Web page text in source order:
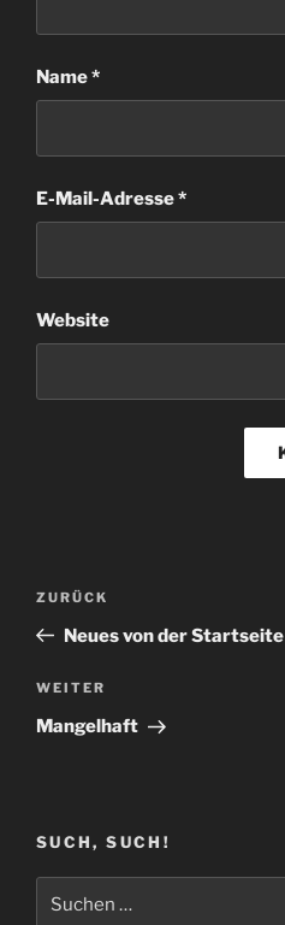
Name*
E-Mail-Adresse*
Website
Beitragsnavigation
Vorheriger
Beitrag
ZURÜCK
Neues von der Startseite
Nächster
Beitrag
WEITER
Mangelhaft
SUCH, SUCH!